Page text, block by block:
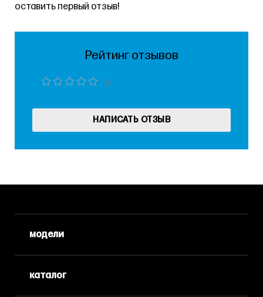
оставить первый отзыв!
Рейтинг отзывов
0
НАПИСАТЬ ОТЗЫВ
модели
каталог